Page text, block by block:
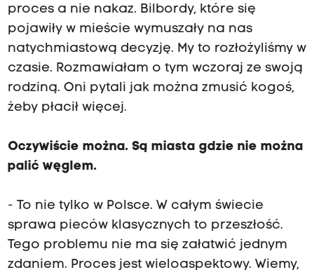
proces a nie nakaz. Bilbordy, które się
pojawiły w mieście wymuszały na nas
natychmiastową decyzję. My to rozłożyliśmy w
czasie. Rozmawiałam o tym wczoraj ze swoją
rodziną. Oni pytali jak można zmusić kogoś,
żeby płacił więcej.
Oczywiście można. Są miasta gdzie nie można
palić węglem.
- To nie tylko w Polsce. W całym świecie
sprawa pieców klasycznych to przeszłość.
Tego problemu nie ma się załatwić jednym
zdaniem. Proces jest wieloaspektowy. Wiemy,